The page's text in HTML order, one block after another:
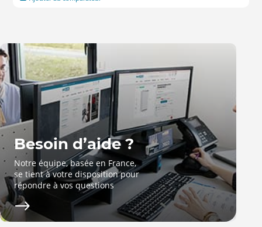
Besoin d’aide ?
Notre équipe, basée en France,
se tient à votre disposition pour
répondre à vos questions